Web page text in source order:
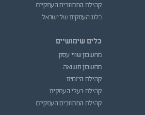
קהילת המתווכים העסקיים
בלוג העסקים של ישראל
כלים שימושיים
מחשבון שווי עסק
מחשבון תשואה
קהילת היזמים
קהילת בעלי העסקים
קהילת המתווכים העסקיים